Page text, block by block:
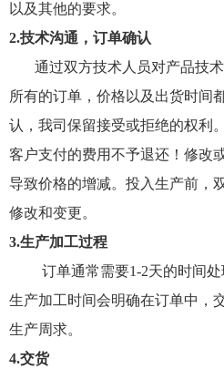
以及其他的要求。
2.技术沟通，订单确认
通过双方技术人员对产品技
所有的订单，价格以及出货时间
认，我司保留接受或拒绝的权利
客户支付的费用不予退还！修改
导致价格的增减。投入生产前，
修改和变更。
3.生产加工过程
订单通常需要1-2天的时间
生产加工时间会明确在订单中，
生产周求。
4.交货